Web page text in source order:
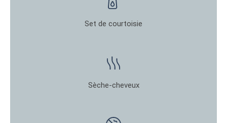
Set de courtoisie
Sèche-cheveux